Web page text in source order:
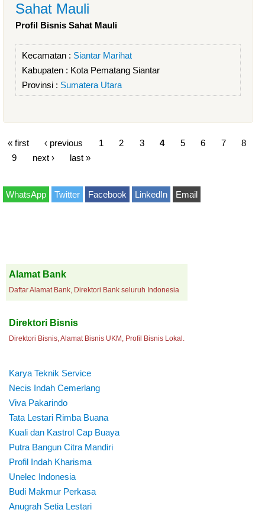
Sahat Mauli
Profil Bisnis Sahat Mauli
Kecamatan : Siantar Marihat
Kabupaten : Kota Pematang Siantar
Provinsi : Sumatera Utara
« first ‹ previous 1 2 3 4 5 6 7
8
9
next › last »
WhatsApp Twitter Facebook LinkedIn Email
Alamat Bank
Daftar Alamat Bank, Direktori Bank seluruh Indonesia
Direktori Bisnis
Direktori Bisnis, Alamat Bisnis UKM, Profil Bisnis Lokal.
Karya Teknik Service
Necis Indah Cemerlang
Viva Pakarindo
Tata Lestari Rimba Buana
Kuali dan Kastrol Cap Buaya
Putra Bangun Citra Mandiri
Profil Indah Kharisma
Unelec Indonesia
Budi Makmur Perkasa
Anugrah Setia Lestari